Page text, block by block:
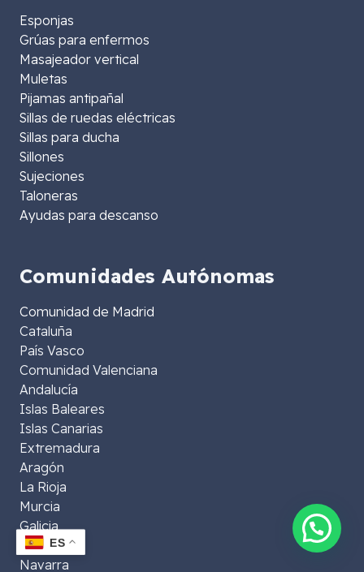
Esponjas
Grúas para enfermos
Masajeador vertical
Muletas
Pijamas antipañal
Sillas de ruedas eléctricas
Sillas para ducha
Sillones
Sujeciones
Taloneras
Ayudas para descanso
Comunidades Autónomas
Comunidad de Madrid
Cataluña
País Vasco
Comunidad Valenciana
Andalucía
Islas Baleares
Islas Canarias
Extremadura
Aragón
La Rioja
Murcia
Galicia
Asturias
Navarra
ES